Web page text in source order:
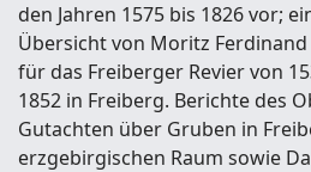
den Jahren 1575 bis 1826 vor;
Übersicht von Moritz Ferdinand
für das Freiberger Revier von
1852 in Freiberg. Berichte des
Gutachten über Gruben in
erzgebirgischen Raum sowie